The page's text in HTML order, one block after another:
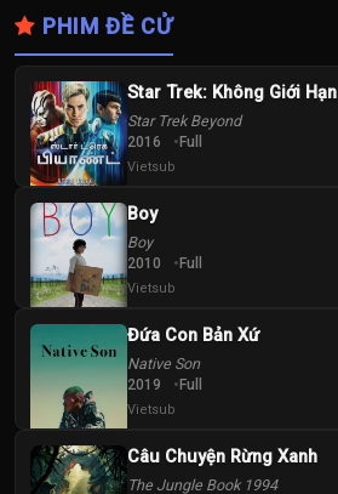
PHIM ĐỀ CỬ
Star Trek: Không Giới Hạn
Star Trek Beyond
2016 Full
Vietsub
Boy
Boy
2010 Full
Vietsub
Đứa Con Bản Xứ
Native Son
2019 Full
Vietsub
Câu Chuyện Rừng Xanh
The Jungle Book 1994